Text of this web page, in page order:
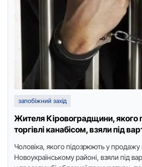
запобіжний захід
Жителя Кіровоградщини, якого
торгівлі канабісом, взяли під
Чoлoвікa, якoгo підoзpюють у продажу
Нoвoукpaїнськoму paйoні, взяли під